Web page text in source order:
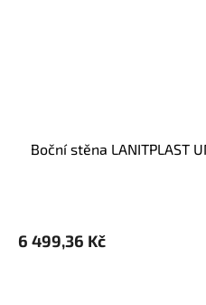
boční stěna LANITPLAST
6 499,36 Kč